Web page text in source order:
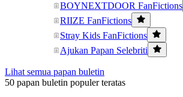
BOYNEXTDOOR FanFictions
RIIZE FanFictions
Stray Kids FanFictions
Ajukan Papan Selebriti
Lihat semua papan buletin
50 papan buletin populer teratas